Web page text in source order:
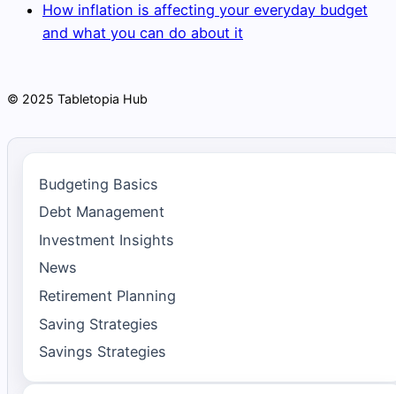
How inflation is affecting your everyday budget
and what you can do about it
© 2025 Tabletopia Hub
Budgeting Basics
Debt Management
Investment Insights
News
Retirement Planning
Saving Strategies
Savings Strategies